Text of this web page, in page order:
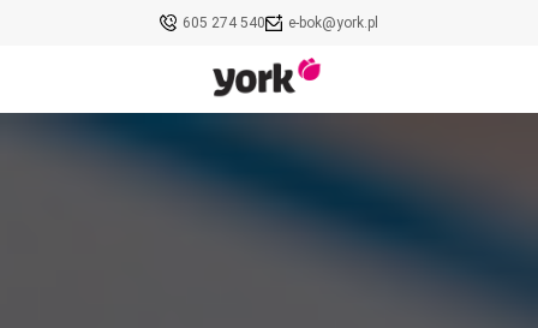
605 274 540 e-bok@york.pl